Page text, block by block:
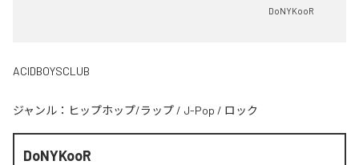
DoNYKooR
ACIDBOYSCLUB
ジャンル： ヒップホップ/ラップ / J-Pop / ロック
DoNYKooR